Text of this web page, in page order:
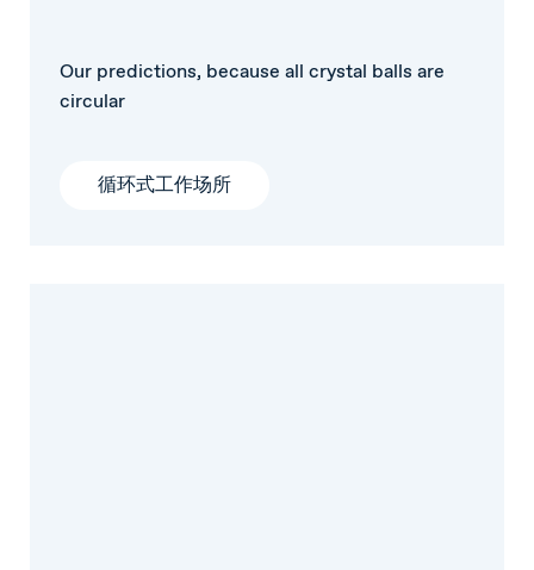
Our predictions, because all crystal balls are
circular
循环式工作场所